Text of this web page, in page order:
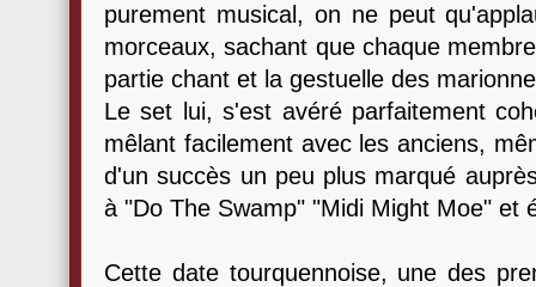
purement musical, on ne peut
morceaux, sachant que chaque
partie chant et la gestuelle des
Le set lui, s'est avéré parfaitement
mêlant facilement avec les anciens,
d'un succès un peu plus marqué
à "Do The Swamp" "Midi Might Moe" et
Cette date tourquennoise, une des